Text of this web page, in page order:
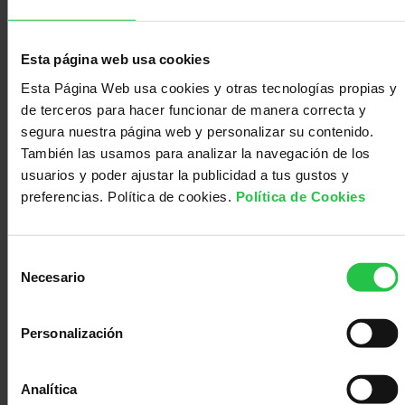
Esta página web usa cookies
Esta Página Web usa cookies y otras tecnologías propias y
de terceros para hacer funcionar de manera correcta y
segura nuestra página web y personalizar su contenido.
También las usamos para analizar la navegación de los
usuarios y poder ajustar la publicidad a tus gustos y
preferencias. Política de cookies. Política de Cookies
Necesario
Personalización
Analítica
Médico
Acompañamiento
una alteración en el gen HLA clase 1, un gen
puede hacer que los tumores queden
“enmascarados” ante la acción del sistema
inmunitario. Previamente se había confirmado que
el tratamiento de inmunoterapia no era eficaz en
los pacientes de cáncer de pulmón con alteración
en HLA clase 1, sin embargo, en este estudio los
investigadores demostraron que sí respondían bien
al tratamiento de quimio-inmunoterapia. Por tanto,
esta investigación propone que los pacientes con
cáncer de pulmón de célula no pequeña con
Te puede interesar:
21/10/2024